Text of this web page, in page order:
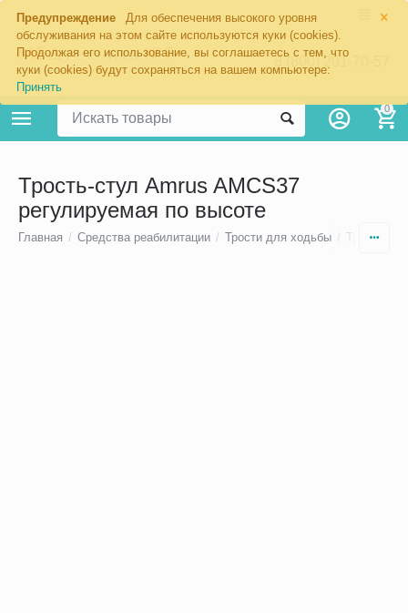
×
Предупреждение
Для обеспечения высокого уровня
обслуживания на этом сайте используются куки (cookies).
Продолжая его использование, вы соглашаетесь с тем, что
куки (cookies) будут сохраняться на вашем компьютере:
Принять
8 (800) 201-70-57
0
Трость-стул Amrus AMCS37
регулируемая по высоте
Главная / Средства реабилитации / Трости для ходьбы / Трости